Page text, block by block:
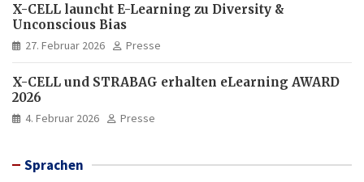
X-CELL launcht E-Learning zu Diversity &
Unconscious Bias
27. Februar 2026 Presse
X-CELL und STRABAG erhalten eLearning AWARD
2026
4. Februar 2026 Presse
Sprachen